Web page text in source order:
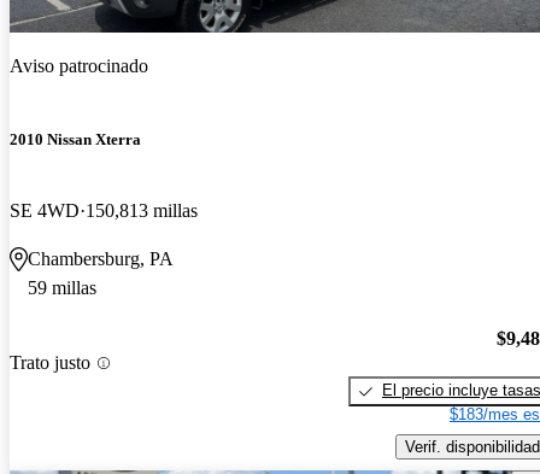
Aviso patrocinado
2010 Nissan Xterra
SE 4WD 150,813 millas
Chambersburg, PA
59 millas
Trato justo
El precio incluye tasas
$183/mes
Verif. disponibilidad